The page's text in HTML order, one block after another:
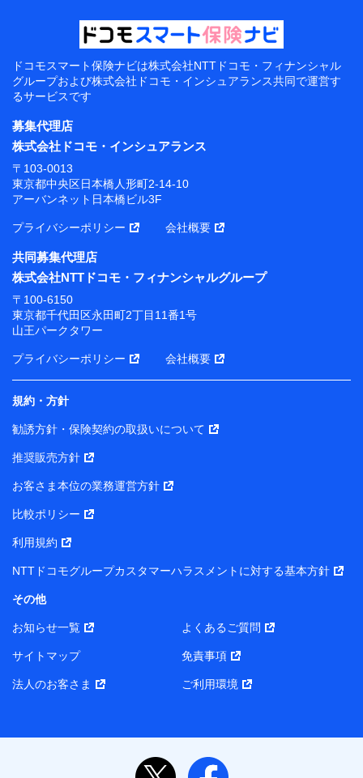
ドコモスマート保険ナビは株式会社NTTドコモ・フィナンシャル
グループおよび株式会社ドコモ・インシュアランス共同で運営す
るサービスです
募集代理店
株式会社ドコモ・インシュアランス
〒103-0013
東京都中央区日本橋人形町2-14-10
アーバンネット日本橋ビル3F
プライバシーポリシー 会社概要
共同募集代理店
株式会社NTTドコモ・フィナンシャルグループ
〒100-6150
東京都千代田区永田町2丁目11番1号
山王パークタワー
プライバシーポリシー 会社概要
規約・方針
勧誘方針・保険契約の取扱いについて
推奨販売方針
お客さま本位の業務運営方針
比較ポリシー
利用規約
NTTドコモグループカスタマーハラスメントに対する基本方針
その他
お知らせ一覧 よくあるご質問
サイトマップ 免責事項
法人のお客さま ご利用環境